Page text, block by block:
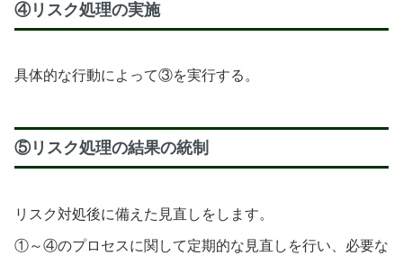
④リスク処理の実施
具体的な行動によって③を実行する。
⑤リスク処理の結果の統制
リスク対処後に備えた見直しをします。
①～④のプロセスに関して定期的な見直しを行い、必要な